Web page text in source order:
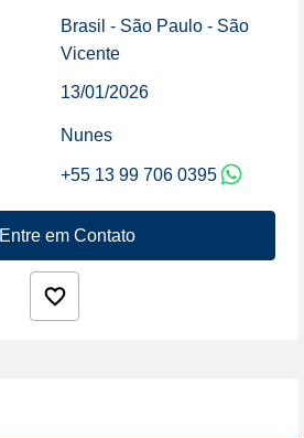
Brasil - São Paulo - São
Vicente
13/01/2026
Nunes
+55 13 99 706 0395
Entre em Contato